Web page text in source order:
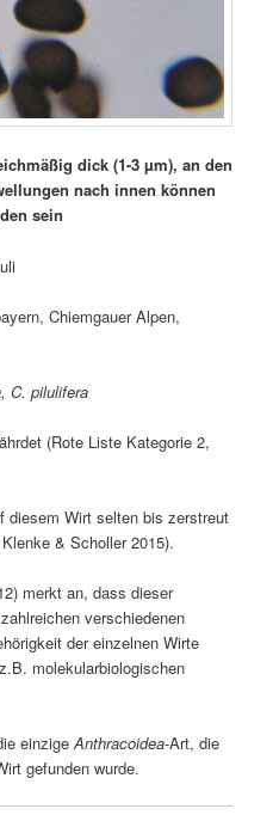
dick (1-3 µm), an den
nach innen können
sein
Chiemgauer Alpen,
C. pilulifera
(Rote Liste Kategorie 2,
diesem Wirt selten bis zerstreut
& Scholler 2015).
merkt an, dass dieser
verschiedenen
der einzelnen Wirte
molekularbiologischen
einzigeAnthracoidea-Art, die
gefunden wurde.